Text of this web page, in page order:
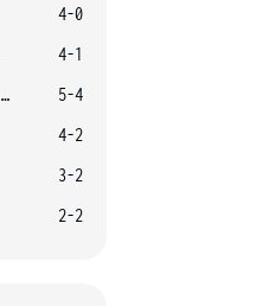
4-0
4-1
Alexandrova E.
5-4
4-2
3-2
2-2